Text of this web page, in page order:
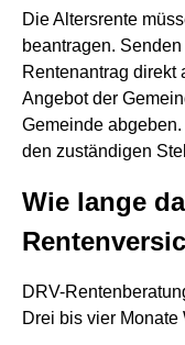
Die Altersrente
beantragen.
Rentenantrag direkt
Angebot der
Gemeinde
den zuständigen
Wie lange
DRV-
Drei bis vier Monate